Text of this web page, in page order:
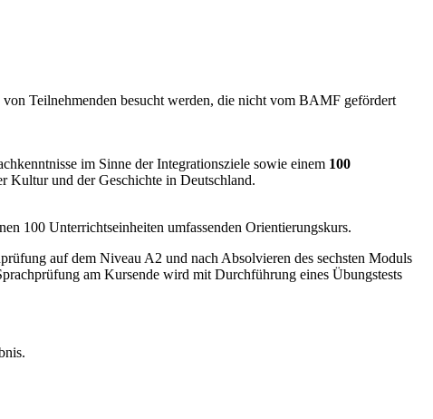
Teilnehmenden besucht werden, die nicht vom BAMF gefördert
im Sinne der Integrationsziele sowie einem 100
Kultur und der Geschichte in Deutschland.
100 Unterrichtseinheiten umfassenden Orientierungskurs.
auf dem Niveau A2 und nach Absolvieren des sechsten Moduls
am Kursende wird mit Durchführung eines Übungstests